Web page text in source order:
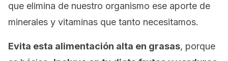
que elimina de nuestro organismo ese aporte de
minerales y vitaminas que tanto necesitamos.
Evita esta alimentación alta en grasas, porque